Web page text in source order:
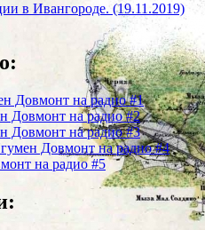
в Ивангороде. (19.11.2019)
Довмонт на радио #1
Довмонт на радио #2
Довмонт на радио #3
Довмонт на радио #4
на радио #5